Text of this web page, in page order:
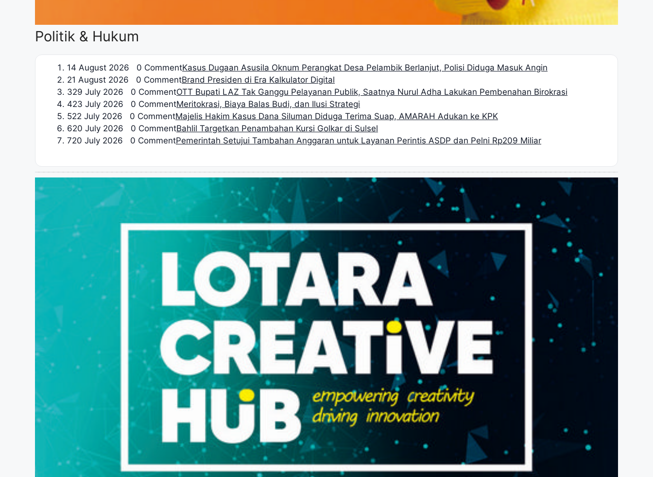
Politik & Hukum
14 August 2026 0 CommentKasus Dugaan Asusila Oknum Perangkat Desa Pelambik Berlanjut, Polisi Diduga Masuk Angin
21 August 2026 0 CommentBrand Presiden di Era Kalkulator Digital
329 July 2026 0 CommentOTT Bupati LAZ Tak Ganggu Pelayanan Publik, Saatnya Nurul Adha Lakukan Pembenahan Birokrasi
423 July 2026 0 CommentMeritokrasi, Biaya Balas Budi, dan Ilusi Strategi
522 July 2026 0 CommentMajelis Hakim Kasus Dana Siluman Diduga Terima Suap, AMARAH Adukan ke KPK
620 July 2026 0 CommentBahlil Targetkan Penambahan Kursi Golkar di Sulsel
720 July 2026 0 CommentPemerintah Setujui Tambahan Anggaran untuk Layanan Perintis ASDP dan Pelni Rp209 Miliar